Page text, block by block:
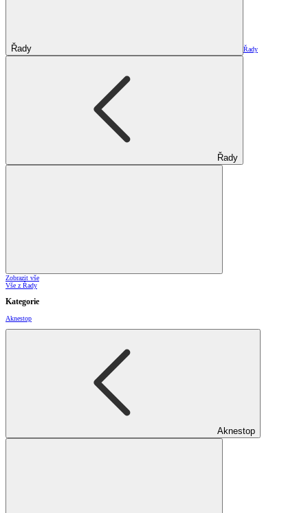
Řady Řady
Řady
Zobrazit vše
Vše z Řady
Kategorie
Aknestop
Aknestop